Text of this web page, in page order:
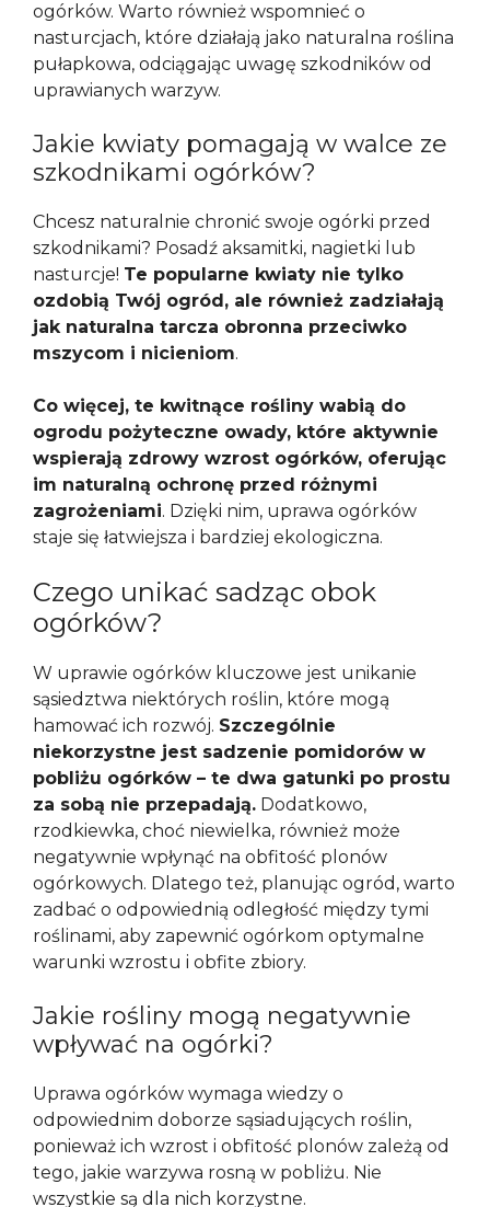
ogórków. Warto również wspomnieć o
nasturcjach, które działają jako naturalna roślina
pułapkowa, odciągając uwagę szkodników od
uprawianych warzyw.
Jakie kwiaty pomagają w walce ze
szkodnikami ogórków?
Chcesz naturalnie chronić swoje ogórki przed
szkodnikami? Posadź aksamitki, nagietki lub
nasturcje! Te popularne kwiaty nie tylko
ozdobią Twój ogród, ale również zadziałają
jak naturalna tarcza obronna przeciwko
mszycom i nicieniom.
Co więcej, te kwitnące rośliny wabią do
ogrodu pożyteczne owady, które aktywnie
wspierają zdrowy wzrost ogórków, oferując
im naturalną ochronę przed różnymi
zagrożeniami. Dzięki nim, uprawa ogórków
staje się łatwiejsza i bardziej ekologiczna.
Czego unikać sadząc obok
ogórków?
W uprawie ogórków kluczowe jest unikanie
sąsiedztwa niektórych roślin, które mogą
hamować ich rozwój. Szczególnie
niekorzystne jest sadzenie pomidorów w
pobliżu ogórków – te dwa gatunki po prostu
za sobą nie przepadają. Dodatkowo,
rzodkiewka, choć niewielka, również może
negatywnie wpłynąć na obfitość plonów
ogórkowych. Dlatego też, planując ogród, warto
zadbać o odpowiednią odległość między tymi
roślinami, aby zapewnić ogórkom optymalne
warunki wzrostu i obfite zbiory.
Jakie rośliny mogą negatywnie
wpływać na ogórki?
Uprawa ogórków wymaga wiedzy o
odpowiednim doborze sąsiadujących roślin,
ponieważ ich wzrost i obfitość plonów zależą od
tego, jakie warzywa rosną w pobliżu. Nie
wszystkie są dla nich korzystne.